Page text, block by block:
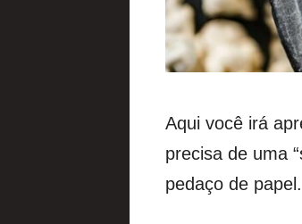
Aqui você irá
precisa de uma
pedaço de